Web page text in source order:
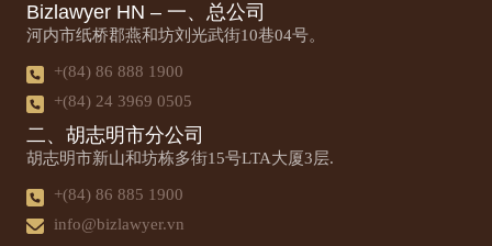
Bizlawyer HN – 一、总公司
河内市纸桥郡燕和坊刘光武街10巷04号。
+(84) 86 888 1900
+(84) 24 3969 0505
二、胡志明市分公司
胡志明市新山和坊栋多街15号LTA大厦3层.
+(84) 86 885 1900
info@bizlawyer.vn